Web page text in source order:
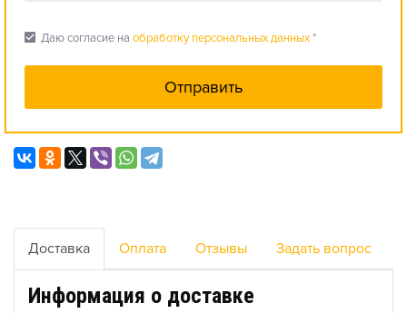
check_box Даю согласие на обработку персональных данных*
Доставка Оплата Отзывы Задать вопрос
Информация о доставке